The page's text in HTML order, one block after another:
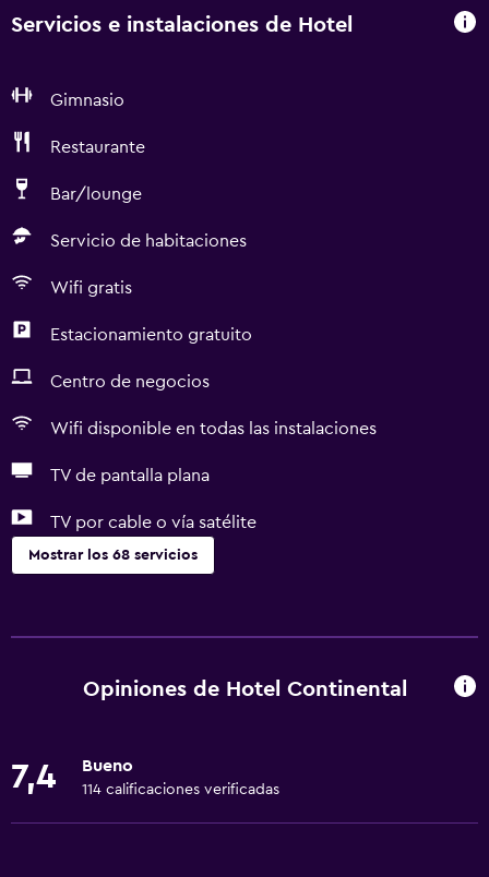
Servicios e instalaciones de Hotel
Gimnasio
Restaurante
Bar/lounge
Servicio de habitaciones
Wifi gratis
Estacionamiento gratuito
Centro de negocios
Wifi disponible en todas las instalaciones
TV de pantalla plana
TV por cable o vía satélite
Mostrar los 68 servicios
Tetera eléctrica
Bar de tapas
Opiniones de Hotel Continental
7,4 Bueno
114 calificaciones verificadas